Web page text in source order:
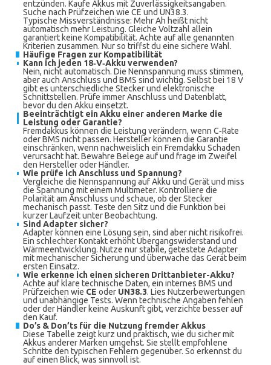
entzünden. Kaufe Akkus mit Zuverlässigkeitsangaben.
Suche nach Prüfzeichen wie CE und UN38.3.
Typische Missverständnisse: Mehr Ah heißt nicht
automatisch mehr Leistung. Gleiche Voltzahl allein
garantiert keine Kompatibilität. Achte auf alle genannten
Kriterien zusammen. Nur so triffst du eine sichere Wahl.
Häufige Fragen zur Kompatibilität
Kann ich jeden 18‑V‑Akku verwenden?
Nein, nicht automatisch. Die Nennspannung muss stimmen,
aber auch Anschluss und BMS sind wichtig. Selbst bei 18 V
gibt es unterschiedliche Stecker und elektronische
Schnittstellen. Prüfe immer Anschluss und Datenblatt,
bevor du den Akku einsetzt.
Beeinträchtigt ein Akku einer anderen Marke die
Leistung oder Garantie?
Fremdakkus können die Leistung verändern, wenn C‑Rate
oder BMS nicht passen. Hersteller können die Garantie
einschränken, wenn nachweislich ein Fremdakku Schaden
verursacht hat. Bewahre Belege auf und frage im Zweifel
den Hersteller oder Händler.
Wie prüfe ich Anschluss und Spannung?
Vergleiche die Nennspannung auf Akku und Gerät und miss
die Spannung mit einem Multimeter. Kontrolliere die
Polarität am Anschluss und schaue, ob der Stecker
mechanisch passt. Teste den Sitz und die Funktion bei
kurzer Laufzeit unter Beobachtung.
Sind Adapter sicher?
Adapter können eine Lösung sein, sind aber nicht risikofrei.
Ein schlechter Kontakt erhöht Übergangswiderstand und
Wärmeentwicklung. Nutze nur stabile, getestete Adapter
mit mechanischer Sicherung und überwache das Gerät beim
ersten Einsatz.
Wie erkenne ich einen sicheren Drittanbieter-Akku?
Achte auf klare technische Daten, ein internes BMS und
Prüfzeichen wie CE oder UN38.3. Lies Nutzerbewertungen
und unabhängige Tests. Wenn technische Angaben fehlen
oder der Händler keine Auskunft gibt, verzichte besser auf
den Kauf.
Do’s & Don’ts für die Nutzung fremder Akkus
Diese Tabelle zeigt kurz und praktisch, wie du sicher mit
Akkus anderer Marken umgehst. Sie stellt empfohlene
Schritte den typischen Fehlern gegenüber. So erkennst du
auf einen Blick, was sinnvoll ist.